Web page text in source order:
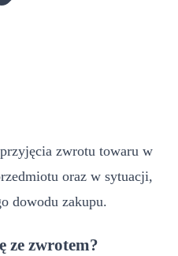
zwrotu towaru w
oraz w sytuacji,
dowodu zakupu.
ze zwrotem?